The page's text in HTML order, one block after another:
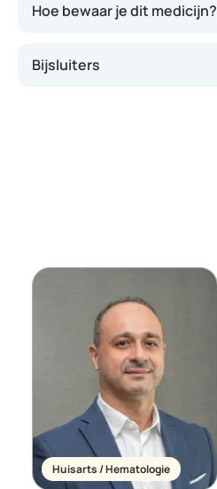
Hoe bewaar je dit medicijn?
Bijsluiters
Huisarts / Hematologie